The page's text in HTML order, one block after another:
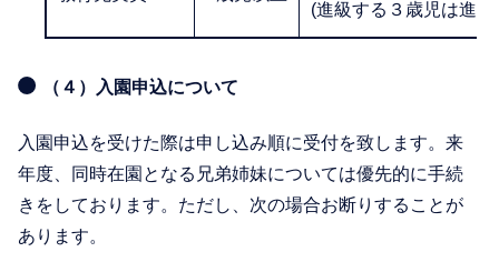
(進級する３歳児は進
（４）入園申込について
入園申込を受けた際は申し込み順に受付を致します。来
年度、同時在園となる兄弟姉妹については優先的に手続
きをしております。ただし、次の場合お断りすることが
あります。